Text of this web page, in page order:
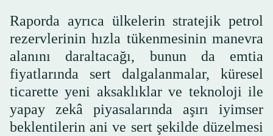
Raporda ayrıca ülkelerin stratejik petrol
rezervlerinin hızla tükenmesinin manevra
alanını daraltacağı, bunun da emtia
fiyatlarında sert dalgalanmalar, küresel
ticarette yeni aksaklıklar ve teknoloji ile
yapay zekâ piyasalarında aşırı iyimser
beklentilerin ani ve sert şekilde düzelmesi